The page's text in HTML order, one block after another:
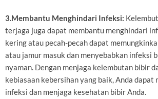
3.Membantu Menghindari Infeksi:
terjaga juga dapat membantu menghindari
kering atau pecah-pecah dapat
atau jamur masuk dan menyebabkan infeksi
nyaman. Dengan menjaga kelembutan bibir
kebiasaan kebersihan yang baik, Anda dapat
infeksi dan menjaga kesehatan bibir Anda.